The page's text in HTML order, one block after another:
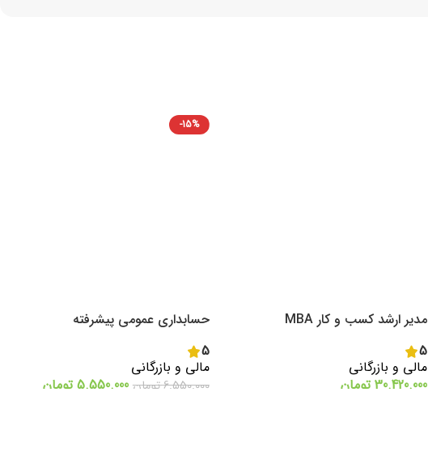
مدیر ارشد کسب و کار MBA
5
مالی و بازرگانی
30.420.000 تومان
-15%
حسابداری عمومی پیشرفته
5
مالی و بازرگانی
6.550.000تومان 5.550.000 تومان